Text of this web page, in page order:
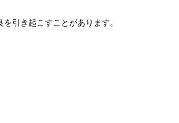
引き起こすことがあります。